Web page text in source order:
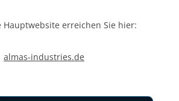
Hauptwebsite erreichen Sie hier:
almas-industries.de